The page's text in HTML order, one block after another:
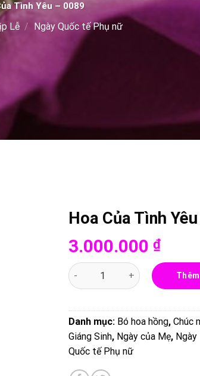
Tình Yêu – 0089
Lễ / Ngày Quốc tế Phụ nữ
Hoa Của Tình
3.000.000 ₫
Hoa Của Tình Yêu - 0089 số
Danh mục: Bó hoa hồng, Chúc
Giáng Sinh, Ngày của Mẹ,
Quốc tế Phụ nữ